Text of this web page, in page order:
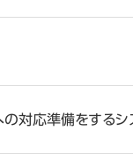
対応準備をするシ